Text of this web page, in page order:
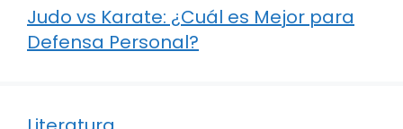
Judo vs Karate: ¿Cuál es Mejor para
Defensa Personal?